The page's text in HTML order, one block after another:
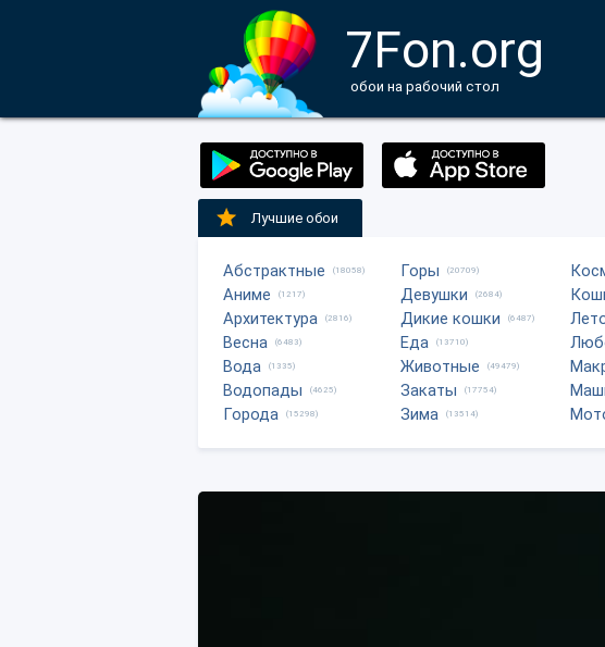
7Fon.org
обои на рабочий стол
Лучшие обои
Абстрактные (18058)
Аниме (1217)
Архитектура (2816)
Весна (6483)
Вода (1335)
Водопады (4625)
Города (15298)
Горы (20709)
Девушки (2684)
Дикие кошки (6487)
Еда (13710)
Животные (49479)
Закаты (17754)
Зима (13514)